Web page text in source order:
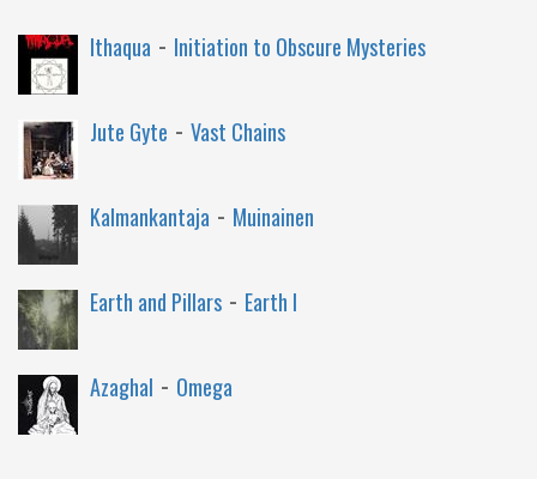
Ithaqua - Initiation to Obscure Mysteries
Jute Gyte - Vast Chains
Kalmankantaja - Muinainen
Earth and Pillars - Earth I
Azaghal - Omega